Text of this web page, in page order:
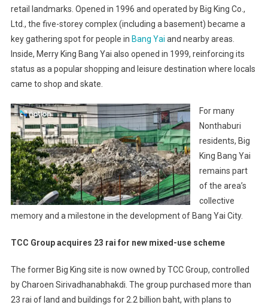
retail landmarks. Opened in 1996 and operated by Big King Co.,
Ltd., the five-storey complex (including a basement) became a
key gathering spot for people in Bang Yai and nearby areas.
Inside, Merry King Bang Yai also opened in 1999, reinforcing its
status as a popular shopping and leisure destination where locals
came to shop and skate.
For many
Nonthaburi
residents, Big
King Bang Yai
remains part
of the area’s
collective
memory and a milestone in the development of Bang Yai City.
TCC Group acquires 23 rai for new mixed-use scheme
The former Big King site is now owned by TCC Group, controlled
by Charoen Sirivadhanabhakdi. The group purchased more than
23 rai of land and buildings for 2.2 billion baht, with plans to